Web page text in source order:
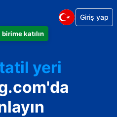
katılın
Giriş yap
yeri
tesisinizi